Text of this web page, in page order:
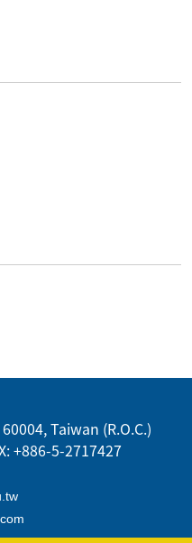
Taiwan (R.O.C.)
+886-5-2717427